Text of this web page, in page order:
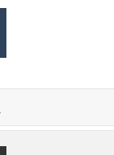
for: